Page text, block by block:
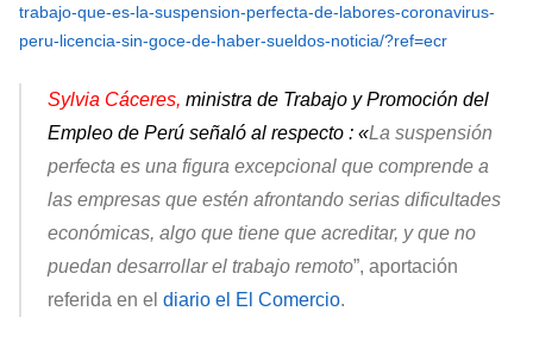
trabajo-que-es-la-suspension-perfecta-de-labores-coronavirus-
peru-licencia-sin-goce-de-haber-sueldos-noticia/?ref=ecr
Sylvia Cáceres, ministra de Trabajo y Promoción del
Empleo de Perú señaló al respecto : «La suspensión
perfecta es una figura excepcional que comprende a
las empresas que estén afrontando serias dificultades
económicas, algo que tiene que acreditar, y que no
puedan desarrollar el trabajo remoto”, aportación
referida en el diario el El Comercio.